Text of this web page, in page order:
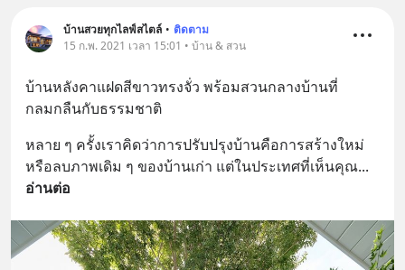
บ้านสวยทุกไลฟ์สไตล์ • ติดตาม
15 ก.พ. 2021 เวลา 15:01 • บ้าน & สวน
บ้านหลังคาแฝดสีขาวทรงจั่ว พร้อมสวนกลางบ้านที่
กลมกลืนกับธรรมชาติ
หลาย ๆ ครั้งเราคิดว่าการปรับปรุงบ้านคือการสร้างใหม่
หรือลบภาพเดิม ๆ ของบ้านเก่า แต่ในประเทศที่เห็นคุณ
อ่านต่อ